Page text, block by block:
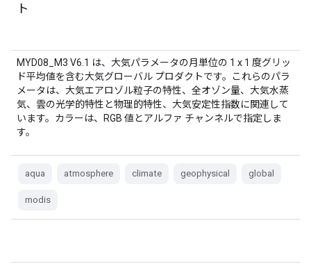
ト
MYD08_M3 V6.1 は、大気パラメータの月単位の 1 x 1 度グリッ
ド平均値を含む大気グローバル プロダクトです。これらのパラ
メータは、大気エアロゾル粒子の特性、全オゾン量、大気水蒸
気、雲の光学的特性と物理的特性、大気安定性指数に関連して
います。カラーは、RGB 値とアルファ チャンネルで指定しま
す。
aqua atmosphere climate geophysical global
modis